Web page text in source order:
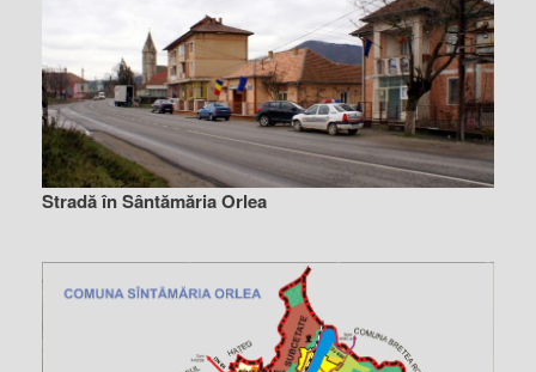
Stradă în Sântămăria Orlea